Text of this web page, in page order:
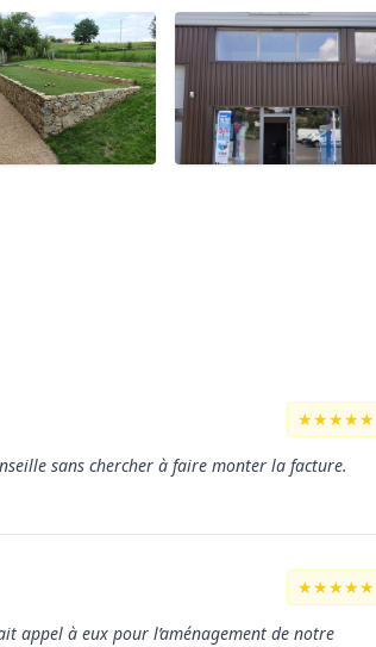
★★★★★
sans chercher à faire monter la facture.
★★★★★
appel à eux pour l’aménagement de notre